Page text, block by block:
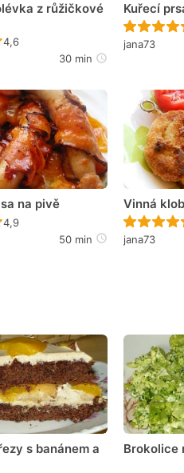
z růžičkové
Recept ještě nebyl hodnocen
4,6
30 min
Kuřecí
jana73
na pivě
Recept ještě nebyl hodnocen
4,9
50 min
Vinná
jana73
s banánem a
Brokolice